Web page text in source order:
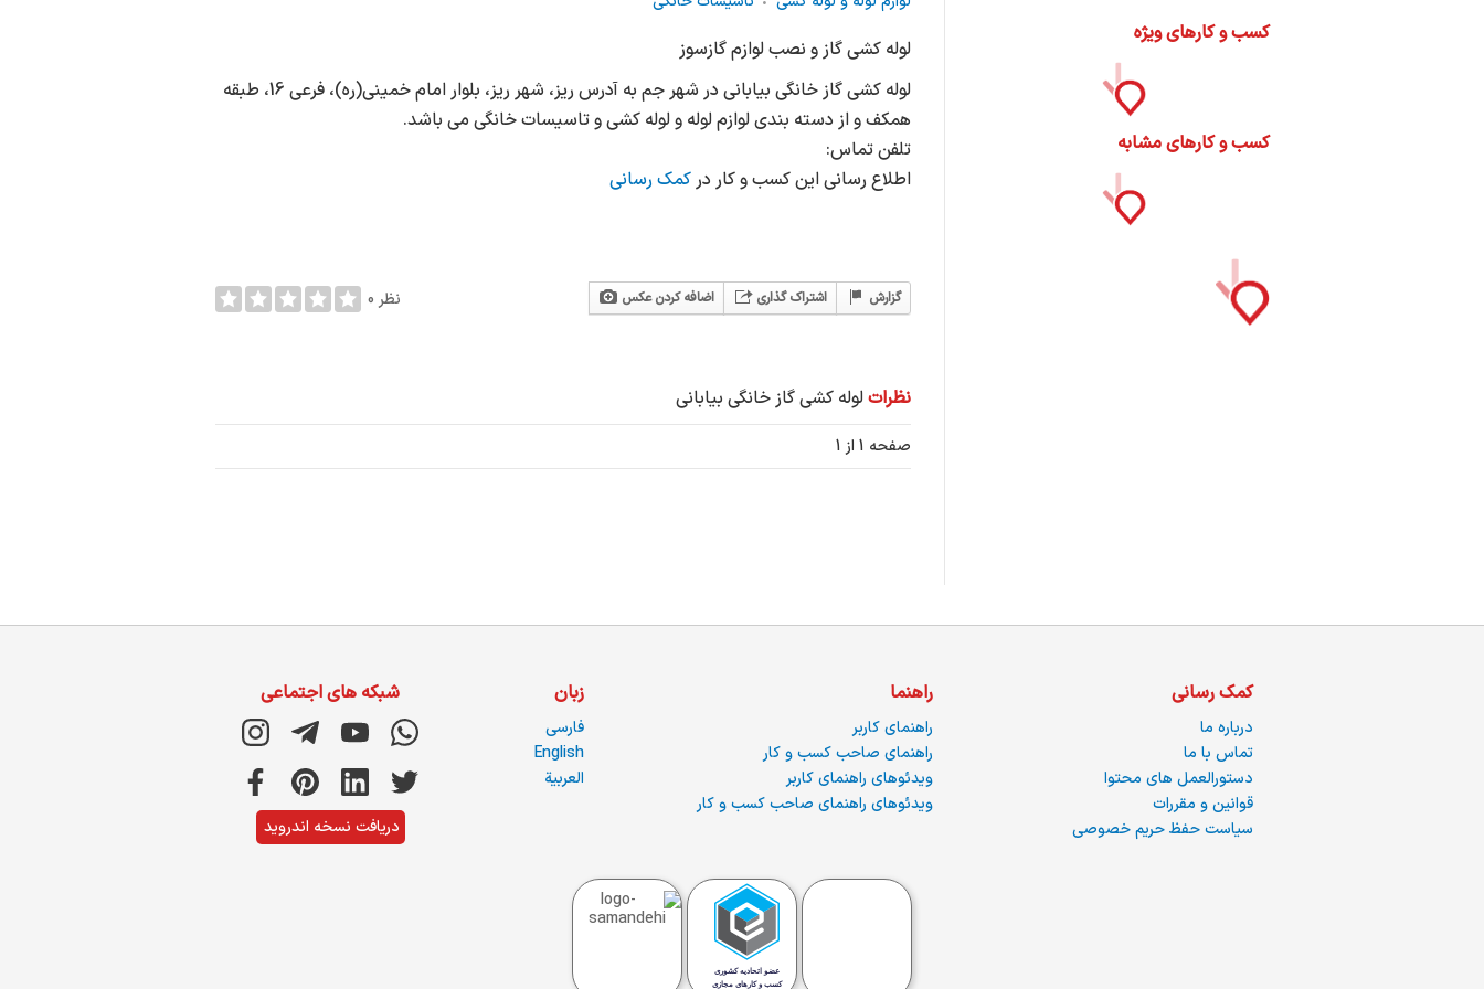
لوله کشی گاز و نصب لوازم گازسوز
لوله کشی گاز خانگی بیابانی در شهر جم به آدرس ریز، شهر ریز، بلوار امام خمینی(ره)، فرعی 16، طبقه
همکف و از دسته بندی لوازم لوله و لوله کشی و تاسیسات خانگی می باشد.
تلفن تماس:
اطلاع رسانی این کسب و کار درکمک رسانی
اضافه کردن عکس اشتراک گذاری گزارش 0 نظر
نظراتلوله کشی گاز خانگی بیابانی
صفحه 1 از 1
کسب و کارهای ویژه
کسب و کارهای مشابه
کمک رسانی
درباره ما
تماس با ما
دستورالعمل های محتوا
قوانین و مقررات
سیاست حفظ حریم خصوصی
راهنما
راهنمای کاربر
راهنمای صاحب کسب و کار
ویدئوهای راهنمای کاربر
ویدئوهای راهنمای صاحب کسب و کار
زبان
فارسی
English
العربية
شبکه های اجتماعی
دریافت نسخه اندروید